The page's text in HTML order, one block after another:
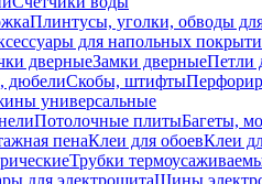
Плинтусы, уголки, обводы
для напольных
дверныеЗамки дверныеПетли
дюбелиСкобы, штифты
универсальные
Потолочные плитыБагеты,
пенаКлеи для обоевКлеи
Трубки
для электрощитаШины